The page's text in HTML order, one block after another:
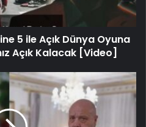
5 ile Açık Dünya Oyuna
Açık Kalacak [Video]